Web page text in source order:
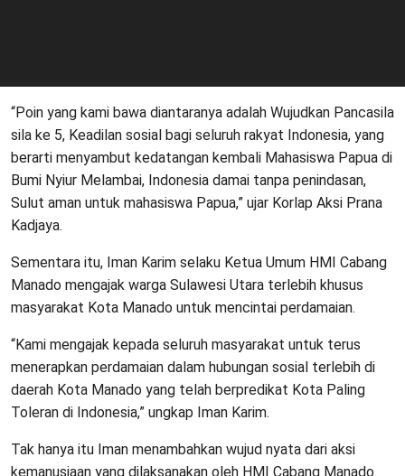
“Poin yang kami bawa diantaranya adalah Wujudkan Pancasila
sila ke 5, Keadilan sosial bagi seluruh rakyat Indonesia, yang
berarti menyambut kedatangan kembali Mahasiswa Papua di
Bumi Nyiur Melambai, Indonesia damai tanpa penindasan,
Sulut aman untuk mahasiswa Papua,” ujar Korlap Aksi Prana
Kadjaya.
Sementara itu, Iman Karim selaku Ketua Umum HMI Cabang
Manado mengajak warga Sulawesi Utara terlebih khusus
masyarakat Kota Manado untuk mencintai perdamaian.
“Kami mengajak kepada seluruh masyarakat untuk terus
menerapkan perdamaian dalam hubungan sosial terlebih di
daerah Kota Manado yang telah berpredikat Kota Paling
Toleran di Indonesia,” ungkap Iman Karim.
Tak hanya itu Iman menambahkan wujud nyata dari aksi
kemanusiaan yang dilaksanakan oleh HMI Cabang Manado.